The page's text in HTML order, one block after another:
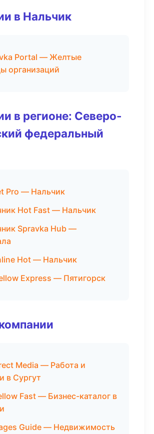
в Нальчик
Portal — Желтые
организаций
в регионе: Северо-
федеральный
Pro — Нальчик
Hot Fast — Нальчик
Spravka Hub —
Hot — Нальчик
Express — Пятигорск
Media — Работа и
в Сургут
Fast — Бизнес-каталог в
Guide — Недвижимость